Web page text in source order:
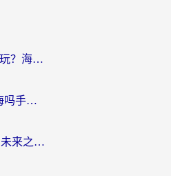
Sky光·遇在国外怎么加速玩？海外党亲测有效的国服游戏加速指南
在欧洲能玩天下-异兽山海吗手游？海外玩家的加速器生存指南
在欧洲怎么打绝地求生：未来之役不卡？留学生亲测的加速器避坑指南